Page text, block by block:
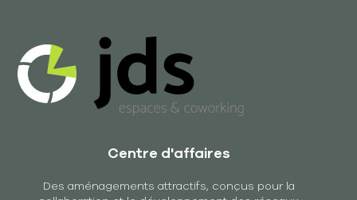
Centre d'affaires
Des aménagements attractifs, conçus pour la